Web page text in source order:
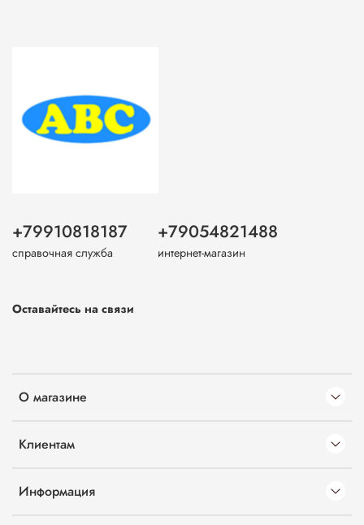
О магазине
Клиентам
Информация
+79910818187
справочная служба
+79054821488
интернет-магазин
Оставайтесь на связи